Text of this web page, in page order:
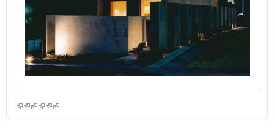
(link is external)
(link is external)
(link is external)
(link is external)
(link is external)
(link is external)